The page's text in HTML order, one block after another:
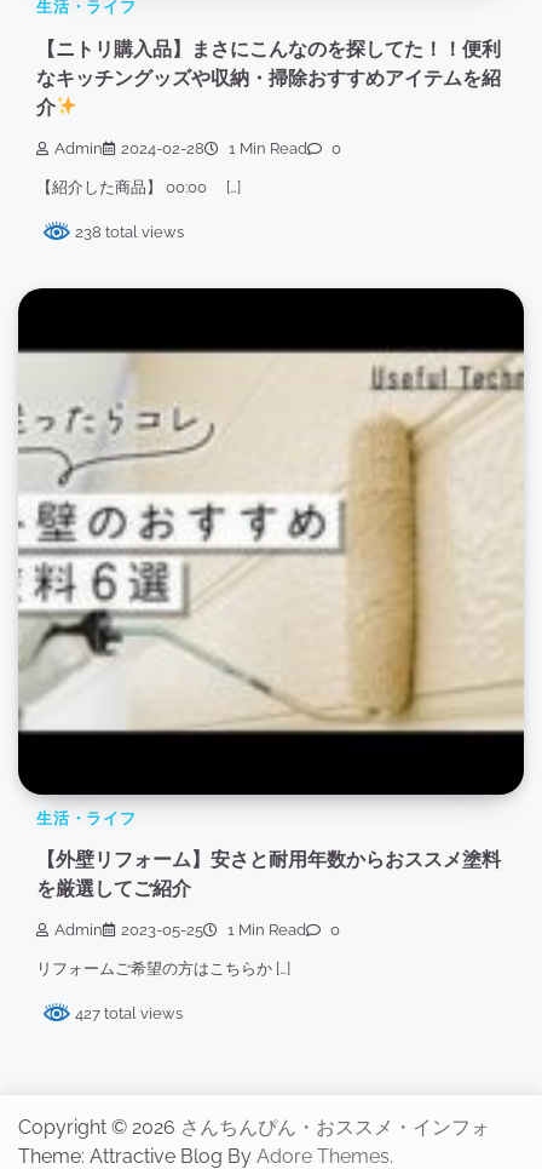
生活・ライフ
【ニトリ購入品】まさにこんなのを探してた！！便利
なキッチングッズや収納・掃除おすすめアイテムを紹
介
Admin 2024-02-28 1 Min Read 0
【紹介した商品】 00:00 […]
238 total views
生活・ライフ
【外壁リフォーム】安さと耐用年数からおススメ塗料
を厳選してご紹介
Admin 2023-05-25 1 Min Read 0
リフォームご希望の方はこちらか […]
427 total views
Copyright © 2026 さんちんぴん・おススメ・インフォ
Theme: Attractive Blog By Adore Themes.